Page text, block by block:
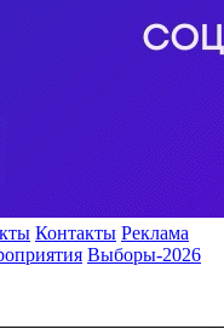
Контакты Реклама
Выборы-2026